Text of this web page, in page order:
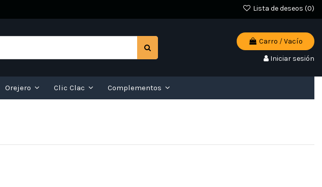
Lista de deseos (0)
Carro /Vacío
Iniciar sesión
Orejero Clic Clac Complementos